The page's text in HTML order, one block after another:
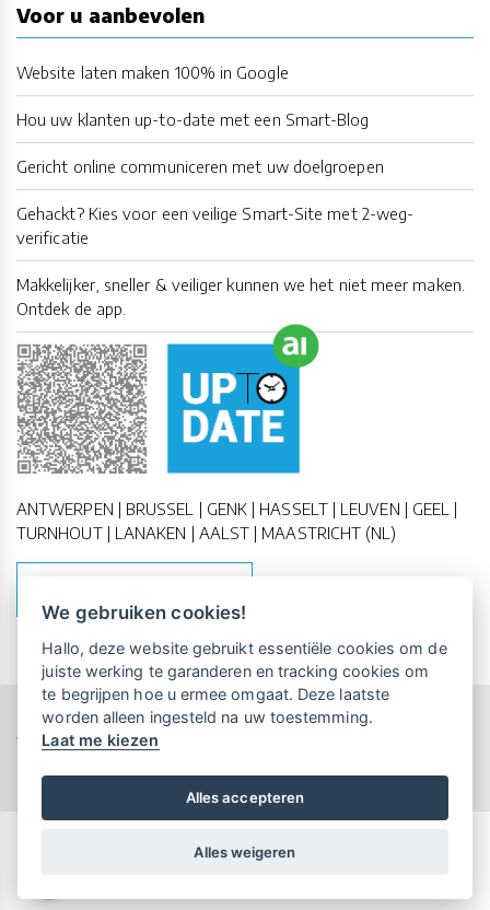
Voor u aanbevolen
Website laten maken 100% in Google
Hou uw klanten up-to-date met een Smart-Blog
Gericht online communiceren met uw doelgroepen
Gehackt? Kies voor een veilige Smart-Site met 2-weg-
verificatie
Makkelijker, sneller & veiliger kunnen we het niet meer maken.
Ontdek de app.
ANTWERPEN | BRUSSEL | GENK | HASSELT | LEUVEN | GEEL |
TURNHOUT | LANAKEN | AALST | MAASTRICHT (NL)
Copyright All Rights Reserved © 2011-2026 UP-TO-DATE
WebDesign
Privacy & Cookies
Locations Algemene Voorwaarden
We gebruiken cookies!
Hallo, deze website gebruikt essentiële cookies om de
juiste werking te garanderen en tracking cookies om
te begrijpen hoe u ermee omgaat. Deze laatste
worden alleen ingesteld na uw toestemming.
Laat me kiezen
Alles accepteren
Alles weigeren
een persoonlijke demo.
Maandelijks gratis opleidingen